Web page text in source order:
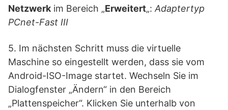
Netzwerk im Bereich „Erweitert„: Adaptertyp
PCnet-Fast III
5. Im nächsten Schritt muss die virtuelle
Maschine so eingestellt werden, dass sie vom
Android-ISO-Image startet. Wechseln Sie im
Dialogfenster „Ändern“ in den Bereich
„Plattenspeicher“. Klicken Sie unterhalb von